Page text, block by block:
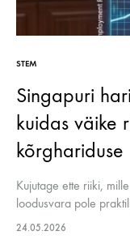
STEM
Singapuri
kuidas väike
kõrghariduse
Kujutage ette riiki,
loodusvara pole
pidi alustama nullist.
24.05.2026